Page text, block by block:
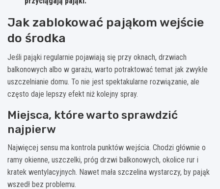
Jak zablokować pająkom wejście
do środka
Jeśli pająki regularnie pojawiają się przy oknach, drzwiach
balkonowych albo w garażu, warto potraktować temat jak zwykłe
uszczelnianie domu. To nie jest spektakularne rozwiązanie, ale
często daje lepszy efekt niż kolejny spray.
Miejsca, które warto sprawdzić
najpierw
Najwięcej sensu ma kontrola punktów wejścia. Chodzi głównie o
ramy okienne, uszczelki, próg drzwi balkonowych, okolice rur i
kratek wentylacyjnych. Nawet mała szczelina wystarczy, by pająk
wszedł bez problemu.